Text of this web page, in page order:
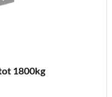
1800kg